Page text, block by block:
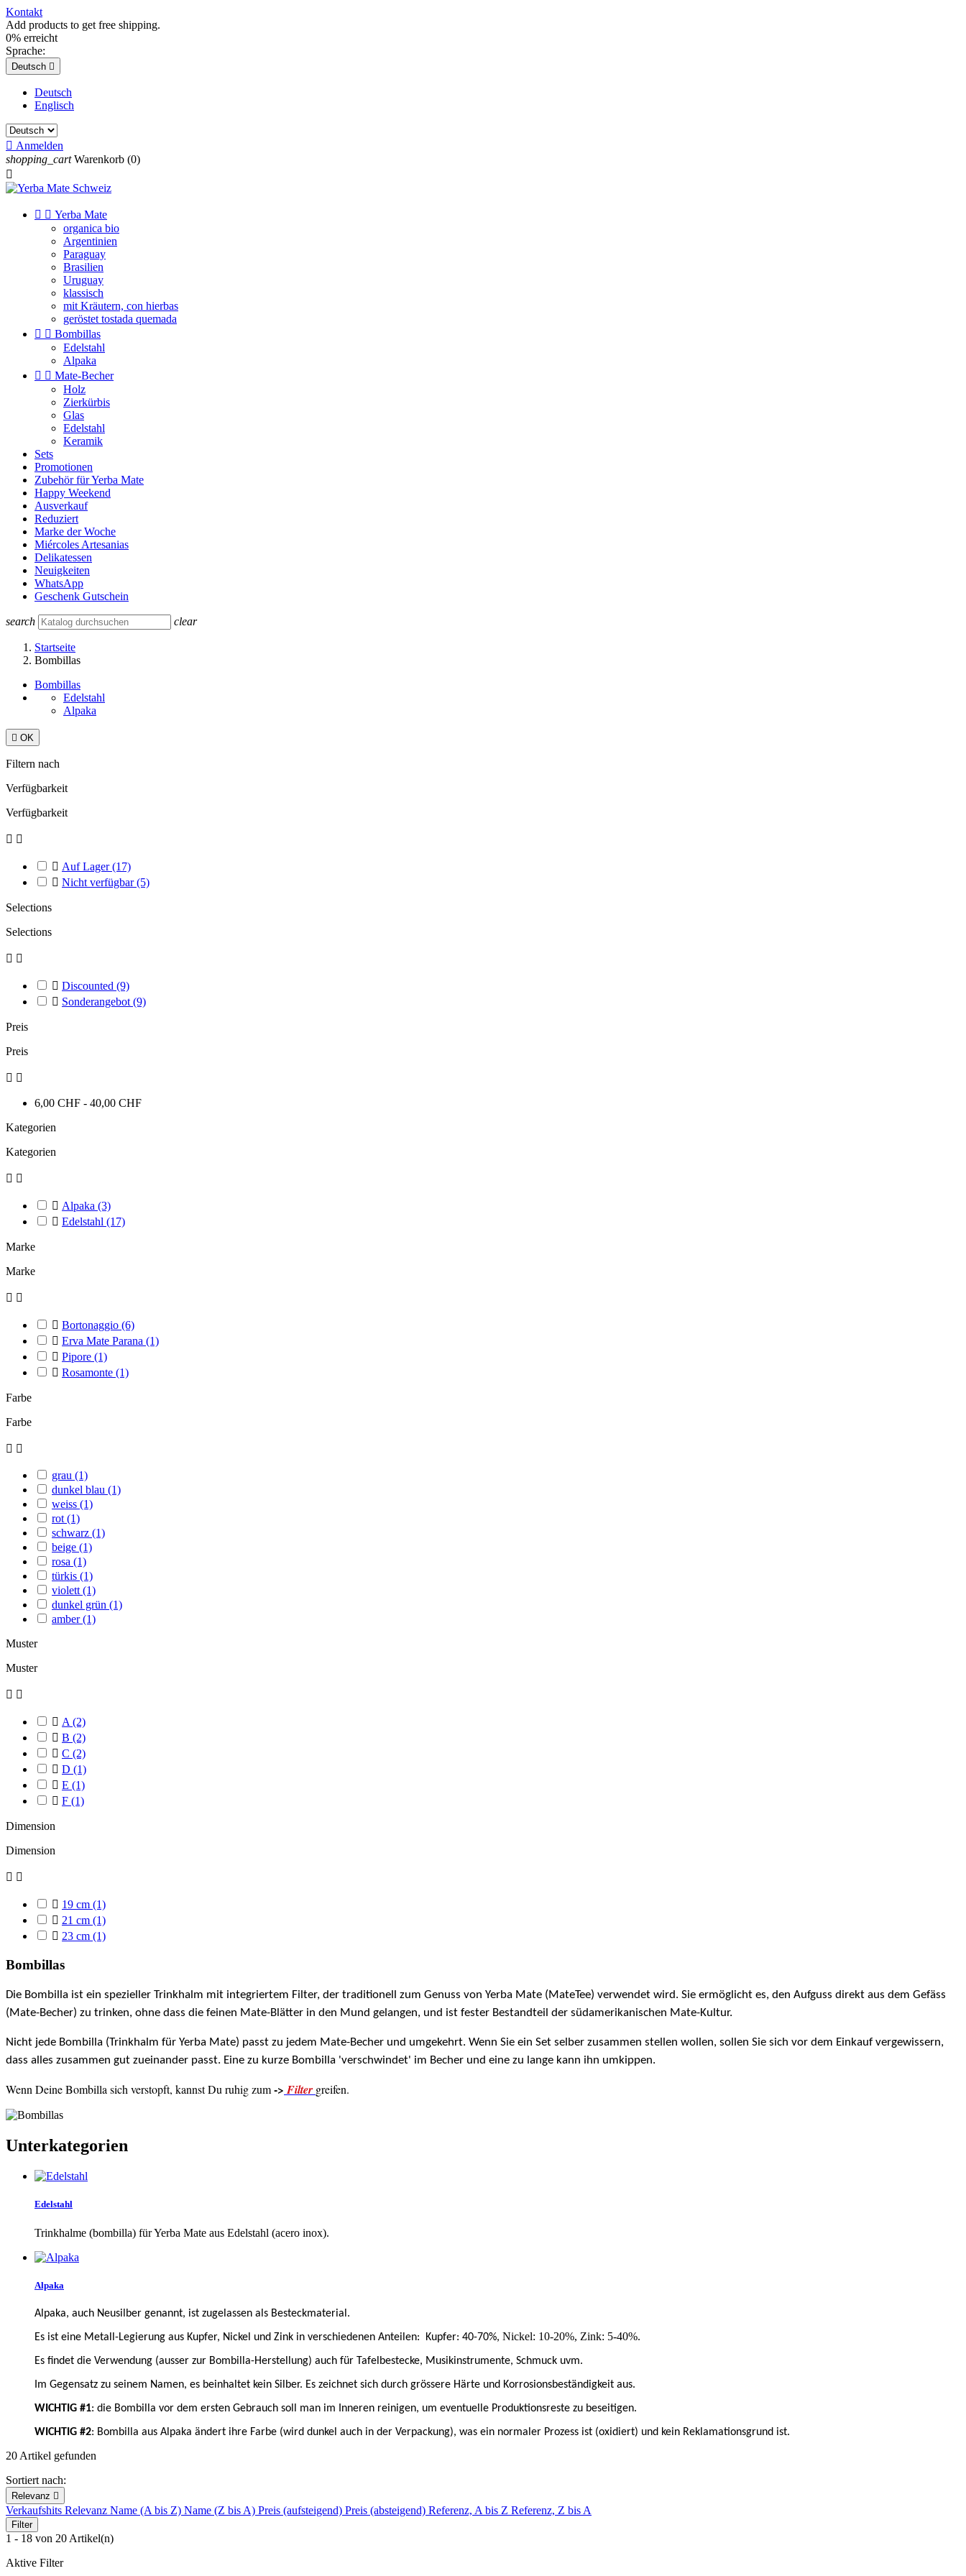
Kontakt
Add products to get free shipping.
0% erreicht
Sprache:
Deutsch 
Deutsch
Englisch
 Anmelden
shopping_cart Warenkorb (0)

  Yerba Mate
organica bio
Argentinien
Paraguay
Brasilien
Uruguay
klassisch
mit Kräutern, con hierbas
geröstet tostada quemada
  Bombillas
Edelstahl
Alpaka
  Mate-Becher
Holz
Zierkürbis
Glas
Edelstahl
Keramik
Sets
Promotionen
Zubehör für Yerba Mate
Happy Weekend
Ausverkauf
Reduziert
Marke der Woche
Miércoles Artesanias
Delikatessen
Neuigkeiten
WhatsApp
Geschenk Gutschein
search clear
Startseite
Bombillas
Bombillas
Edelstahl
Alpaka
 OK
Filtern nach
Verfügbarkeit
Verfügbarkeit
 
 Auf Lager(17)
 Nicht verfügbar(5)
Selections
Selections
 
 Discounted (9)
 Sonderangebot (9)
Preis
Preis
 
6,00 CHF - 40,00 CHF
Kategorien
Kategorien
 
 Alpaka (3)
 Edelstahl (17)
Marke
Marke
 
 Bortonaggio (6)
 Erva Mate Parana (1)
 Pipore (1)
 Rosamonte (1)
Farbe
Farbe
 
grau (1)
dunkel blau (1)
weiss (1)
rot (1)
schwarz (1)
beige (1)
rosa (1)
türkis (1)
violett (1)
dunkel grün (1)
amber(1)
Muster
Muster
 
 A (2)
 B (2)
 C (2)
 D (1)
 E (1)
 F (1)
Dimension
Dimension
 
 19 cm (1)
 21 cm (1)
 23 cm (1)
Bombillas
Die Bombilla ist ein spezieller Trinkhalm mit integriertem Filter, der traditionell zum Genuss von Yerba Mate (MateTee) verwendet wird. Sie ermöglicht es, den Aufguss direkt aus dem Gefäss
(Mate-Becher) zu trinken, ohne dass die feinen Mate-Blätter in den Mund gelangen, und ist fester Bestandteil der südamerikanischen Mate-Kultur.
Nicht jede Bombilla (Trinkhalm für Yerba Mate) passt zu jedem Mate-Becher und umgekehrt. Wenn Sie ein Set selber zusammen stellen wollen, sollen Sie sich vor dem Einkauf vergewissern,
dass alles zusammen gut zueinander passt. Eine zu kurze Bombilla 'verschwindet' im Becher und eine zu lange kann ihn umkippen.
Wenn Deine Bombilla sich verstopft, kannst Du ruhig zum-> Filter greifen.
Unterkategorien
Edelstahl
Trinkhalme (bombilla) für Yerba Mate aus Edelstahl (acero inox).
Alpaka
Alpaka, auch Neusilber genannt, ist zugelassen als Besteckmaterial.
Es ist eine Metall-Legierung aus Kupfer, Nickel und Zink in verschiedenen Anteilen: Kupfer: 40-70%, Nickel: 10-20%, Zink: 5-40%.
Es findet die Verwendung (ausser zur Bombilla-Herstellung) auch für Tafelbestecke, Musikinstrumente, Schmuck uvm.
Im Gegensatz zu seinem Namen, es beinhaltet kein Silber. Es zeichnet sich durch grössere Härte und Korrosionsbeständigkeit aus.
WICHTIG #1: die Bombilla vor dem ersten Gebrauch soll man im Inneren reinigen, um eventuelle Produktionsreste zu beseitigen.
WICHTIG #2: Bombilla aus Alpaka ändert ihre Farbe (wird dunkel auch in der Verpackung), was ein normaler Prozess ist (oxidiert) und kein Reklamationsgrund ist.
20 Artikel gefunden
Sortiert nach:
Relevanz 
Verkaufshits Relevanz Name (A bis Z) Name (Z bis A) Preis (aufsteigend) Preis (absteigend) Referenz, A bis Z Referenz, Z bis A
Filter
1 - 18 von 20 Artikel(n)
Aktive Filter